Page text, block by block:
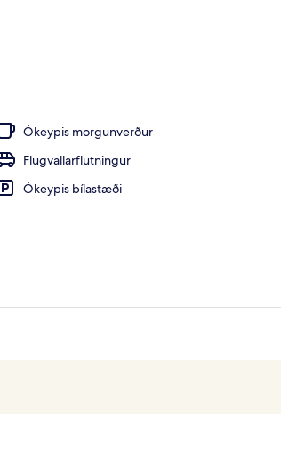
Ókeypis morgunverður
Flugvallarflutningur
Ókeypis bílastæði